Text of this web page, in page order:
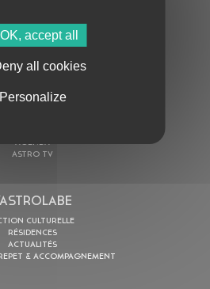
j’accepte la Politique de confidentialité
AGENDA
ASTRO TV
CULTURELLE
RÉSIDENCES
ACTUALITÉS
& ACCOMPAGNEMENT
OK, accept all
all cookies
Personalize